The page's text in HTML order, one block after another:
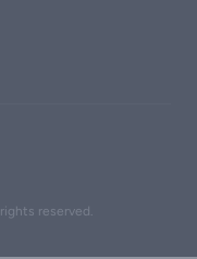
reserved.